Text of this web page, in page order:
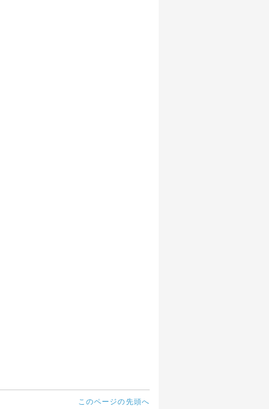
このページの先頭へ